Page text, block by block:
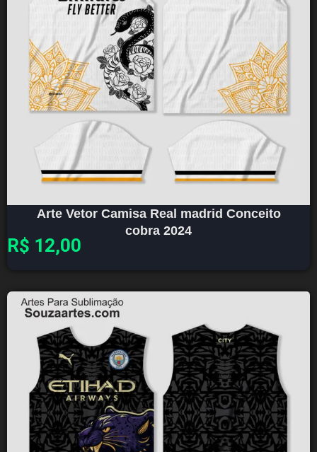
Arte Vetor Camisa Real madrid Conceito
cobra 2024
R$ 12,00